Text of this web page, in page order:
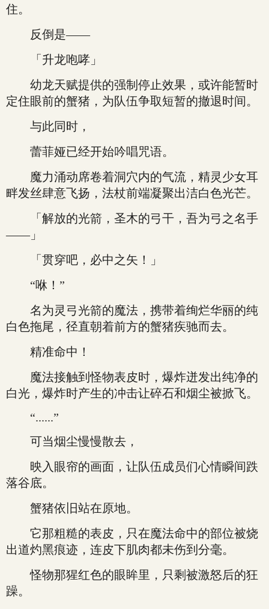
住。
反倒是——
「升龙咆哮」
幼龙天赋提供的强制停止效果，或许能暂时
定住眼前的蟹猪，为队伍争取短暂的撤退时间。
与此同时，
蕾菲娅已经开始吟唱咒语。
魔力涌动席卷着洞穴内的气流，精灵少女耳
畔发丝肆意飞扬，法杖前端凝聚出洁白色光芒。
「解放的光箭，圣木的弓干，吾为弓之名手
——」
「贯穿吧，必中之矢！」
“咻！”
名为灵弓光箭的魔法，携带着绚烂华丽的纯
白色拖尾，径直朝着前方的蟹猪疾驰而去。
精准命中！
魔法接触到怪物表皮时，爆炸迸发出纯净的
白光，爆炸时产生的冲击让碎石和烟尘被掀飞。
“......”
可当烟尘慢慢散去，
映入眼帘的画面，让队伍成员们心情瞬间跌
落谷底。
蟹猪依旧站在原地。
它那粗糙的表皮，只在魔法命中的部位被烧
出道灼黑痕迹，连皮下肌肉都未伤到分毫。
怪物那猩红色的眼眸里，只剩被激怒后的狂
躁。